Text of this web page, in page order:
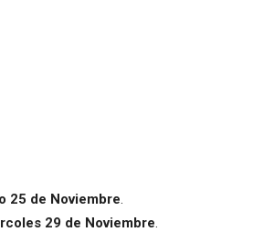
25 de Noviembre
29 de Noviembre